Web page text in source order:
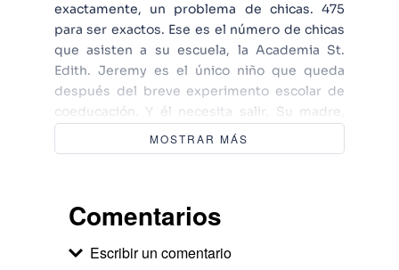
exactamente, un problema de chicas. 475
para ser exactos. Ese es el número de chicas
que asisten a su escuela, la Academia St.
Edith. Jeremy es el único niño que queda
después del breve experimento escolar de
coeducación. Y él necesita salir. Su madre,
una maestra en la escuela, no lo deja
transferirse, por lo que Jeremy toma el
Claudia, Jeremy desata una serie de bromas
con un daño mínimo a su registro
MOSTRAR MÁS
Comentarios
Escribir un comentario